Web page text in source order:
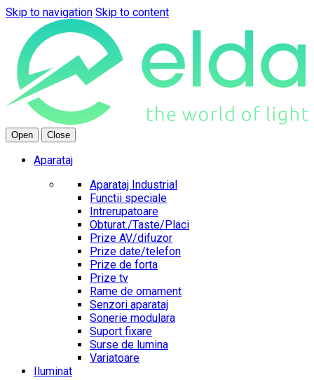
Skip to navigation Skip to content
Open Close
Aparataj
Aparataj Industrial
Functii speciale
Intrerupatoare
Obturat./Taste/Placi
Prize AV/difuzor
Prize date/telefon
Prize de forta
Prize tv
Rame de ornament
Senzori aparataj
Sonerie modulara
Suport fixare
Surse de lumina
Variatoare
Iluminat